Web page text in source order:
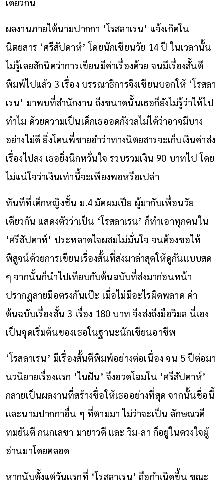
ผลงานภายใต้นามปากกา ‘โรสลาเรน’ แจ้งเกิดใน
นิตยสาร ‘ศรีสัปดาห์’ โดยนักเขียนวัย 14 ปี ในเวลานั้น
ไม่รู้เลยสักนิดว่าการเขียนมีค่าเรื่องด้วย จนมีเรื่องสั้นตี
พิมพ์ไปแล้ว 3 เรื่อง บรรณาธิการจึงเขียนบอกให้ ‘โรสลา
เรน’ มาพบที่สำนักงาน ถึงขนาดนั้นเธอก็ยังไม่รู้ว่าให้ไป
ทำไม ด้วยความเป็นเด็กเธออดกังวลไม่ได้ว่าอาจมีบาง
อย่างไม่ดี ยิ่งโดนพี่ชายอำว่าทางนิตยสารจะเก็บเงินค่าส่ง
เรื่องไปลง เธอยิ่งนึกหวั่นใจ รวบรวมเงิน 90 บาทไป โดย
ไม่แน่ใจว่าเงินเท่านี้จะเพียงพอหรือเปล่า
ทันทีที่เด็กหญิงชั้น ม.4 มัดผมเปีย ผู้มากับเพื่อนวัย
เดียวกัน แสดงตัวว่าเป็น ‘โรสลาเรน’ ก็ทำเอาทุกคนใน
‘ศรีสัปดาห์’ ประหลาดใจผสมไม่มั่นใจ จนต้องขอให้
พิสูจน์ด้วยการเขียนเรื่องสั้นที่ส่งมาล่าสุดให้ดูกันแบบสด
ๆ จากนั้นก็นำไปเทียบกับต้นฉบับที่ส่งมาก่อนหน้า
ปรากฏลายมือตรงกันเป๊ะ เมื่อไม่มีอะไรผิดพลาด ค่า
ต้นฉบับเรื่องสั้น 3 เรื่อง 180 บาท จึงส่งถึงมือวิมล นี่เอง
เป็นจุดเริ่มต้นของเธอในฐานะนักเขียนอาชีพ
‘โรสลาเรน’ มีเรื่องสั้นตีพิมพ์อย่างต่อเนื่อง จน 5 ปีต่อมา
นวนิยายเรื่องแรก ‘ในฝัน’ จึงอวดโฉมใน ‘ศรีสัปดาห์’
กลายเป็นผลงานที่สร้างชื่อให้เธออย่างที่สุด จากนั้นชื่อนี้
และนามปากกาอื่น ๆ ที่ตามมา ไม่ว่าจะเป็น ลักษณวดี
ทมยันตี กนกเลขา มายาวดี และ วิม-ลา ก็อยู่ในดวงใจผู้
อ่านมาโดยตลอด
หากนับตั้งแต่วันแรกที่ ‘โรสลาเรน’ ถือกำเนิดขึ้น ขณะ